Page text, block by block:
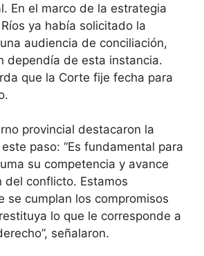
En el marco de la estrategia
ya había solicitado la
audiencia de conciliación,
dependía de esta instancia.
que la Corte fije fecha para
provincial destacaron la
paso: “Es fundamental para
su competencia y avance
del conflicto. Estamos
se cumplan los compromisos
lo que le corresponde a
señalaron.